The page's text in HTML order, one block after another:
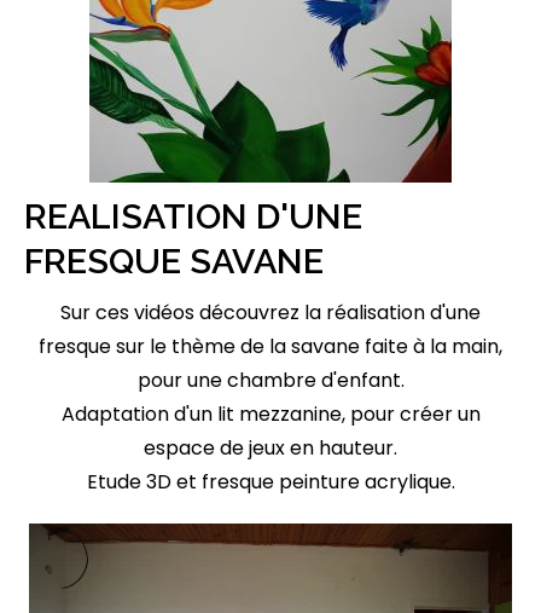
Présentation
REALISATION D'UNE
FRESQUE SAVANE
Sur ces vidéos découvrez la réalisation d'une
fresque sur le thème de la savane faite à la main,
pour une chambre d'enfant.
Adaptation d'un lit mezzanine, pour créer un
espace de jeux en hauteur.
Etude 3D et fresque peinture acrylique.